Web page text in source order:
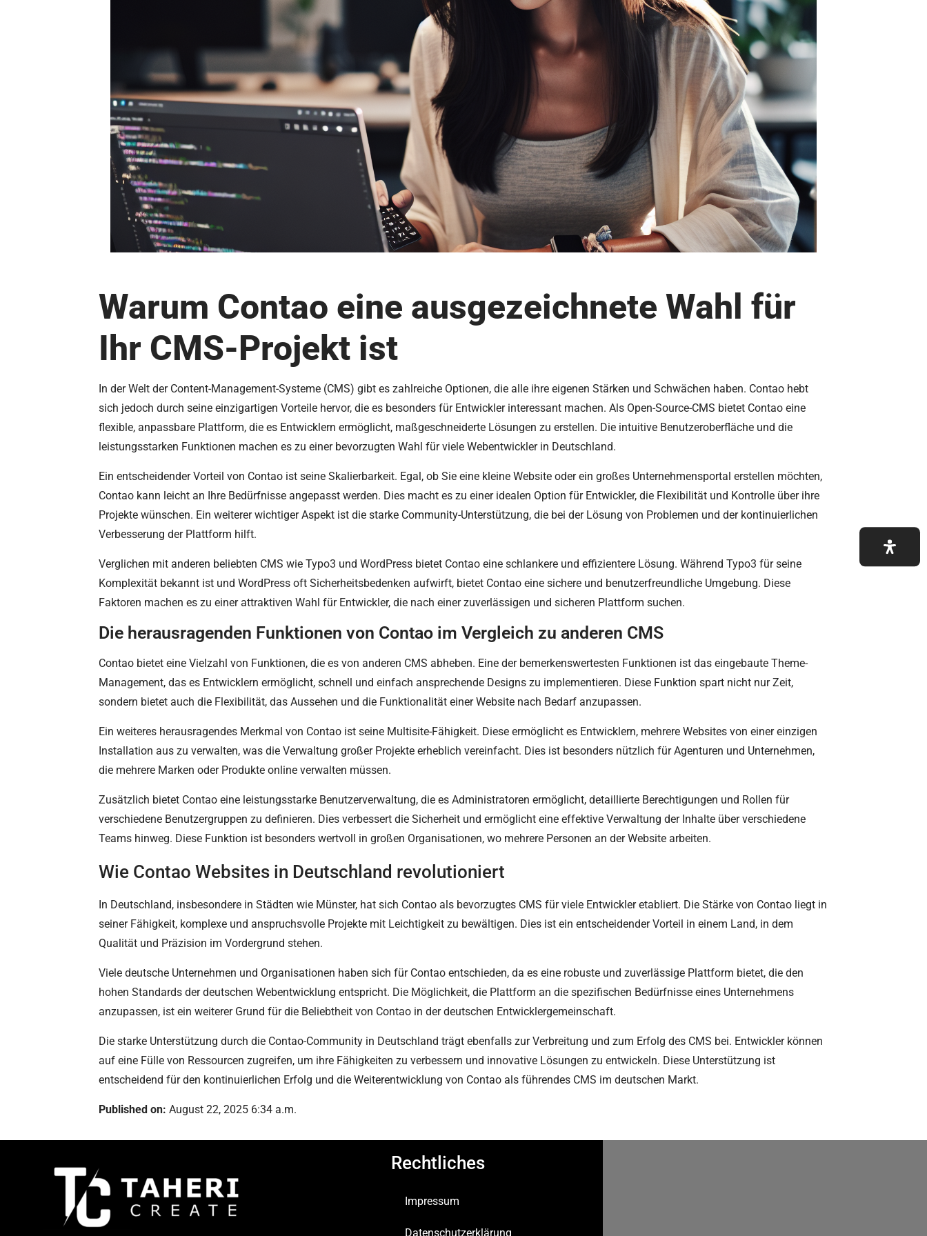
Warum Contao eine ausgezeichnete Wahl für
Ihr CMS-Projekt ist
In der Welt der Content-Management-Systeme (CMS) gibt es zahlreiche Optionen, die alle ihre eigenen Stärken und Schwächen haben. Contao hebt
sich jedoch durch seine einzigartigen Vorteile hervor, die es besonders für Entwickler interessant machen. Als Open-Source-CMS bietet Contao eine
flexible, anpassbare Plattform, die es Entwicklern ermöglicht, maßgeschneiderte Lösungen zu erstellen. Die intuitive Benutzeroberfläche und die
leistungsstarken Funktionen machen es zu einer bevorzugten Wahl für viele Webentwickler in Deutschland.
Ein entscheidender Vorteil von Contao ist seine Skalierbarkeit. Egal, ob Sie eine kleine Website oder ein großes Unternehmensportal erstellen möchten,
Contao kann leicht an Ihre Bedürfnisse angepasst werden. Dies macht es zu einer idealen Option für Entwickler, die Flexibilität und Kontrolle über ihre
Projekte wünschen. Ein weiterer wichtiger Aspekt ist die starke Community-Unterstützung, die bei der Lösung von Problemen und der kontinuierlichen
Verbesserung der Plattform hilft.
Verglichen mit anderen beliebten CMS wie Typo3 und WordPress bietet Contao eine schlankere und effizientere Lösung. Während Typo3 für seine
Komplexität bekannt ist und WordPress oft Sicherheitsbedenken aufwirft, bietet Contao eine sichere und benutzerfreundliche Umgebung. Diese
Faktoren machen es zu einer attraktiven Wahl für Entwickler, die nach einer zuverlässigen und sicheren Plattform suchen.
Die herausragenden Funktionen von Contao im Vergleich zu anderen CMS
Contao bietet eine Vielzahl von Funktionen, die es von anderen CMS abheben. Eine der bemerkenswertesten Funktionen ist das eingebaute Theme-
Management, das es Entwicklern ermöglicht, schnell und einfach ansprechende Designs zu implementieren. Diese Funktion spart nicht nur Zeit,
sondern bietet auch die Flexibilität, das Aussehen und die Funktionalität einer Website nach Bedarf anzupassen.
Ein weiteres herausragendes Merkmal von Contao ist seine Multisite-Fähigkeit. Diese ermöglicht es Entwicklern, mehrere Websites von einer einzigen
Installation aus zu verwalten, was die Verwaltung großer Projekte erheblich vereinfacht. Dies ist besonders nützlich für Agenturen und Unternehmen,
die mehrere Marken oder Produkte online verwalten müssen.
Zusätzlich bietet Contao eine leistungsstarke Benutzerverwaltung, die es Administratoren ermöglicht, detaillierte Berechtigungen und Rollen für
verschiedene Benutzergruppen zu definieren. Dies verbessert die Sicherheit und ermöglicht eine effektive Verwaltung der Inhalte über verschiedene
Teams hinweg. Diese Funktion ist besonders wertvoll in großen Organisationen, wo mehrere Personen an der Website arbeiten.
Wie Contao Websites in Deutschland revolutioniert
In Deutschland, insbesondere in Städten wie Münster, hat sich Contao als bevorzugtes CMS für viele Entwickler etabliert. Die Stärke von Contao liegt in
seiner Fähigkeit, komplexe und anspruchsvolle Projekte mit Leichtigkeit zu bewältigen. Dies ist ein entscheidender Vorteil in einem Land, in dem
Qualität und Präzision im Vordergrund stehen.
Viele deutsche Unternehmen und Organisationen haben sich für Contao entschieden, da es eine robuste und zuverlässige Plattform bietet, die den
hohen Standards der deutschen Webentwicklung entspricht. Die Möglichkeit, die Plattform an die spezifischen Bedürfnisse eines Unternehmens
anzupassen, ist ein weiterer Grund für die Beliebtheit von Contao in der deutschen Entwicklergemeinschaft.
Die starke Unterstützung durch die Contao-Community in Deutschland trägt ebenfalls zur Verbreitung und zum Erfolg des CMS bei. Entwickler können
auf eine Fülle von Ressourcen zugreifen, um ihre Fähigkeiten zu verbessern und innovative Lösungen zu entwickeln. Diese Unterstützung ist
entscheidend für den kontinuierlichen Erfolg und die Weiterentwicklung von Contao als führendes CMS im deutschen Markt.
Published on: August 22, 2025 6:34 a.m.
Rechtliches
Impressum
Datenschutzerklärung